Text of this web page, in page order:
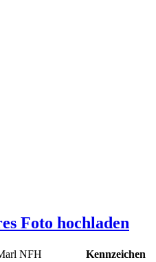
Foto hochladen
NFH Kennzeichen